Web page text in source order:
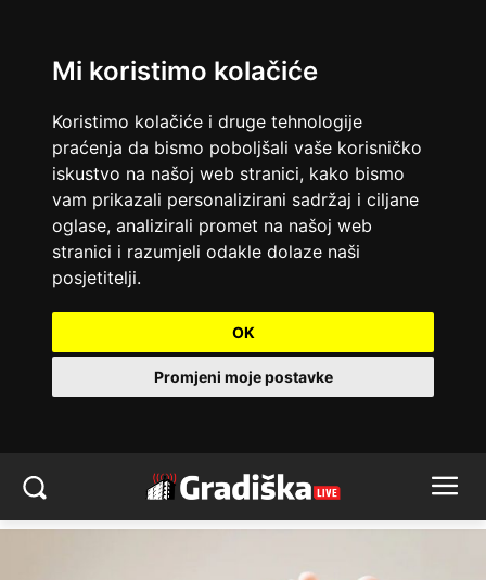
Mi koristimo kolačiće
Koristimo kolačiće i druge tehnologije
praćenja da bismo poboljšali vaše korisničko
iskustvo na našoj web stranici, kako bismo
vam prikazali personalizirani sadržaj i ciljane
oglase, analizirali promet na našoj web
stranici i razumjeli odakle dolaze naši
posjetitelji.
OK
Promjeni moje postavke